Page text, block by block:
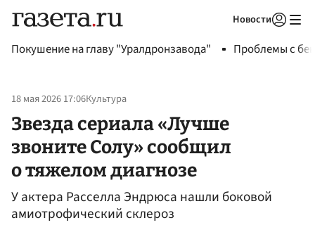
Новости
Покушение на главу "Уралдронзавода" Проблемы с
18 мая 2026 17:06Культура
Звезда сериала «Лучше
звоните Солу» сообщил
о тяжелом диагнозе
У актера Расселла Эндрюса нашли боковой
амиотрофический склероз